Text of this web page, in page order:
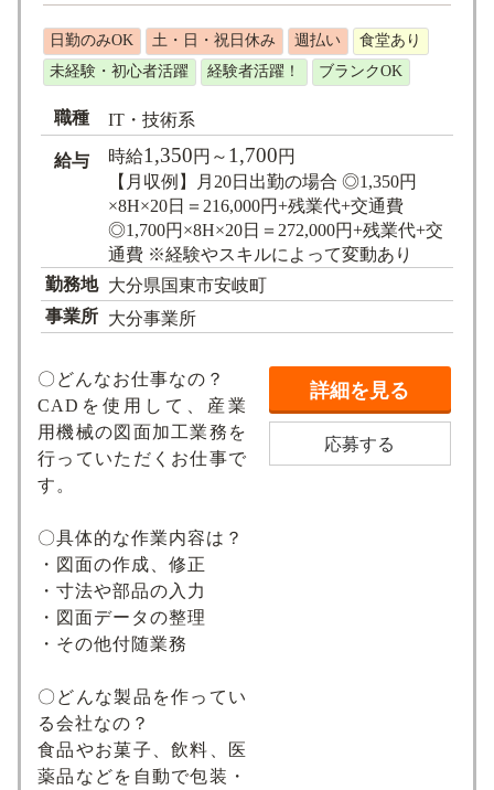
日勤のみOK 土・日・祝日休み 週払い
食堂あり
未経験・初心者活躍
経験者活躍！ ブランクOK
職種 IT・技術系
給与 時給1,350円～ 1,700円
【月収例】月20日出勤の場合 ◎1,350円
×8H×20日＝216,000円+残業代+交通費
◎1,700円×8H×20日＝272,000円+残業代+交
通費 ※経験やスキルによって変動あり
勤務地 大分県国東市安岐町
事業所 大分事業所
〇どんなお仕事なの？
CADを使用して、産業
用機械の図面加工業務を
行っていただくお仕事で
す。
〇具体的な作業内容は？
・図面の作成、修正
・寸法や部品の入力
・図面データの整理
・その他付随業務
〇どんな製品を作ってい
る会社なの？
食品やお菓子、飲料、医
薬品などを自動で包装・
詳細を見る
応募する